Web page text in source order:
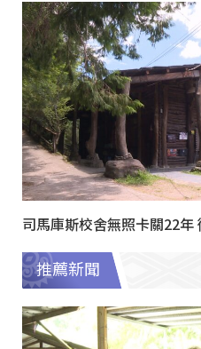
司馬庫斯校舍無照卡關22年
推薦新聞